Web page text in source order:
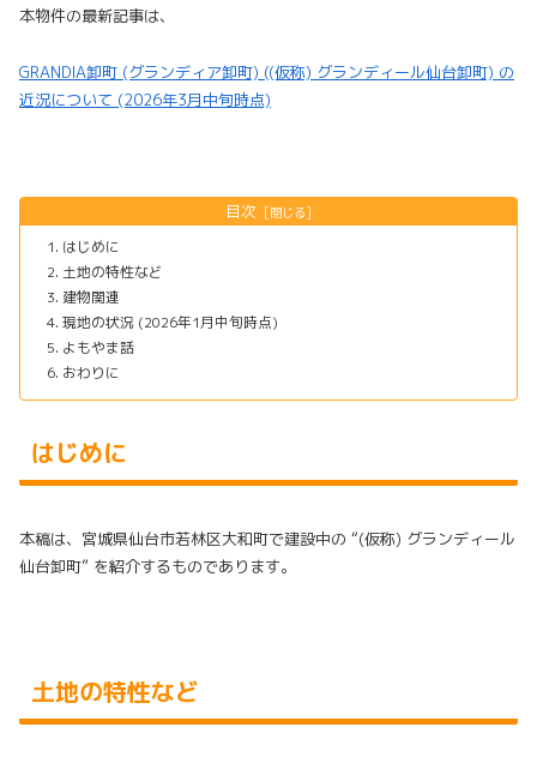
本物件の最新記事は、
GRANDIA卸町 (グランディア卸町) ((仮称) グランディール仙台卸町) の
近況について (2026年3月中旬時点)
目次
はじめに
土地の特性など
建物関連
現地の状況 (2026年1月中旬時点)
よもやま話
おわりに
はじめに
本稿は、宮城県仙台市若林区大和町で建設中の “(仮称) グランディール
仙台卸町” を紹介するものであります。
土地の特性など